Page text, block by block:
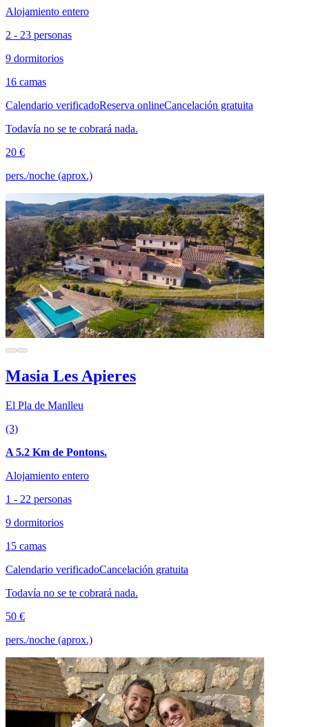
Alojamiento entero
2 - 23 personas
9 dormitorios
16 camas
Calendario verificadoReserva onlineCancelación gratuita
Todavía no se te cobrará nada.
20 €
pers./noche (aprox.)
Masia Les Apieres
El Pla de Manlleu
(3)
A 5.2 Km de Pontons.
Alojamiento entero
1 - 22 personas
9 dormitorios
15 camas
Calendario verificadoCancelación gratuita
Todavía no se te cobrará nada.
50 €
pers./noche (aprox.)